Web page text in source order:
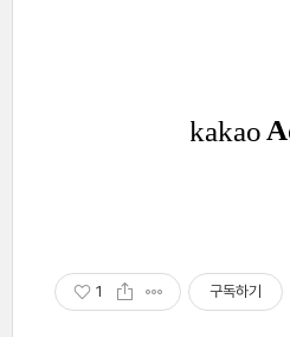
1 구독하기